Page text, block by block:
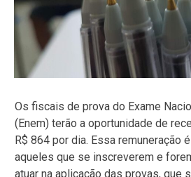
Os fiscais de prova do Exame
(Enem) terão a oportunidade de
R$ 864 por dia. Essa remuneração
aqueles que se inscreverem e
atuar na aplicação das provas, que